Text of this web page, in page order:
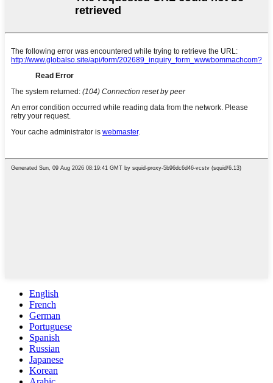
English
French
German
Portuguese
Spanish
Russian
Japanese
Korean